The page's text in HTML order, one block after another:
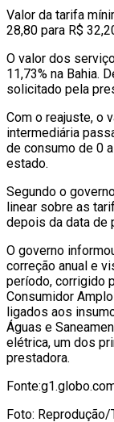
Valor da tarifa
28,80 para R$
O valor dos
11,73% na Bahia.
solicitado pela
Com o reajuste, o
intermediária
de consumo de 0
estado.
Segundo o
linear sobre as
depois da data de
O governo
correção anual e
período, corrigido
Consumidor
ligados aos
Águas e
elétrica, um dos
prestadora.
Foto: Reprodução/